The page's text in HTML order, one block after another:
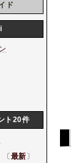
ド
ト20件
〔 最新 〕